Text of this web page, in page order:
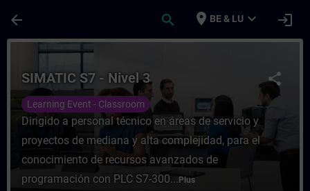
arrow_back search place BE & LU expand_more login
Cours - SIMATIC S7 - Nivel 3 -
share
SIMATIC S7 - Nivel 3
Learning Event - Classroom
Dirigido a personal técnico en áreas de servicio y
proyectos de mediana y alta complejidad, para el
conocimiento de recursos avanzados de
programación con PLC S7-300... Plus